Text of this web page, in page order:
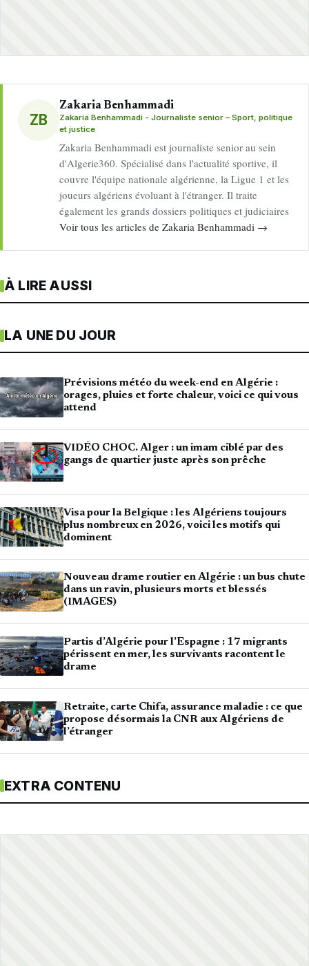
ZB
Zakaria Benhammadi
Zakaria Benhammadi - Journaliste senior – Sport, politique
et justice
Zakaria Benhammadi est journaliste senior au sein
d'Algerie360. Spécialisé dans l'actualité sportive, il
couvre l'équipe nationale algérienne, la Ligue 1 et les
joueurs algériens évoluant à l'étranger. Il traite
également les grands dossiers politiques et judiciaires
Voir tous les articles de Zakaria Benhammadi →
À LIRE AUSSI
LA UNE DU JOUR
Prévisions météo du week-end en Algérie :
orages, pluies et forte chaleur, voici ce qui vous
attend
VIDÉO CHOC. Alger : un imam ciblé par des
gangs de quartier juste après son prêche
Visa pour la Belgique : les Algériens toujours
plus nombreux en 2026, voici les motifs qui
dominent
Nouveau drame routier en Algérie : un bus chute
dans un ravin, plusieurs morts et blessés
(IMAGES)
Partis d’Algérie pour l’Espagne : 17 migrants
périssent en mer, les survivants racontent le
drame
Retraite, carte Chifa, assurance maladie : ce que
propose désormais la CNR aux Algériens de
l’étranger
EXTRA CONTENU